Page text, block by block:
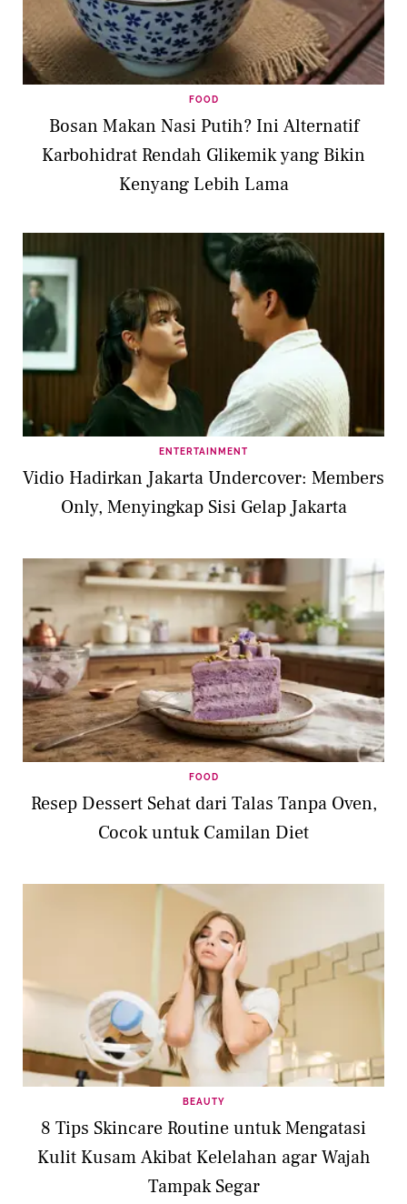
FOOD
Bosan Makan Nasi Putih? Ini Alternatif
Karbohidrat Rendah Glikemik yang Bikin
Kenyang Lebih Lama
ENTERTAINMENT
Vidio Hadirkan Jakarta Undercover: Members
Only, Menyingkap Sisi Gelap Jakarta
FOOD
Resep Dessert Sehat dari Talas Tanpa Oven,
Cocok untuk Camilan Diet
BEAUTY
8 Tips Skincare Routine untuk Mengatasi
Kulit Kusam Akibat Kelelahan agar Wajah
Tampak Segar